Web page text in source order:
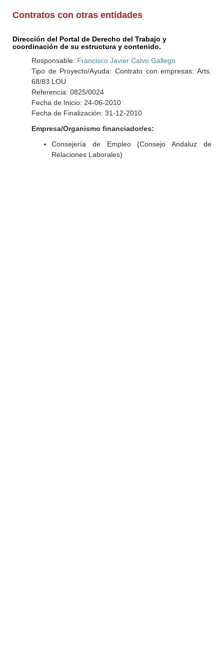
Contratos con otras entidades
Dirección del Portal de Derecho del Trabajo y
coordinación de su estructura y contenido.
Responsable: Francisco Javier Calvo Gallego
Tipo de Proyecto/Ayuda: Contrato con empresas: Arts.
68/83 LOU
Referencia: 0825/0024
Fecha de Inicio: 24-06-2010
Fecha de Finalización: 31-12-2010
Empresa/Organismo financiador/es:
Consejería de Empleo (Consejo Andaluz de
Relaciones Laborales)